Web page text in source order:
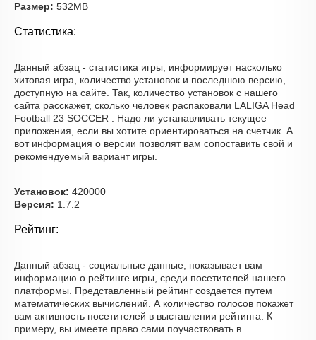
Размер: 532MB
Статистика:
Данный абзац - статистика игры, информирует насколько
хитовая игра, количество установок и последнюю версию,
доступную на сайте. Так, количество установок с нашего
сайта расскажет, сколько человек распаковали LALIGA Head
Football 23 SOCCER . Надо ли устанавливать текущее
приложения, если вы хотите ориентироваться на счетчик. А
вот информация о версии позволят вам сопоставить свой и
рекомендуемый вариант игры.
Установок: 420000
Версия: 1.7.2
Рейтинг:
Данный абзац - социальные данные, показывает вам
информацию о рейтинге игры, среди посетителей нашего
платформы. Представленный рейтинг создается путем
математических вычислений. А количество голосов покажет
вам активность посетителей в выставлении рейтинга. К
примеру, вы имеете право сами поучаствовать в